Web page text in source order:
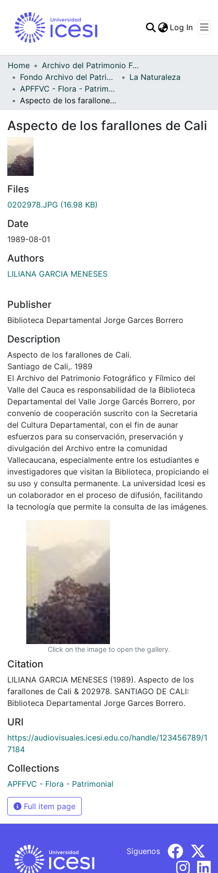
Statistics
Log In
Home
Archivo del Patrimonio Fotográfico y Fílmico del Valle del Cauca
Fondo Archivo del Patrimonio Fotográfico y Fílmico del Valle del Cauca
La Naturaleza
APFFVC - Flora - Patrimonial
Aspecto de los farallones de Cali
Aspecto de los farallones de Cali
Files
0202978.JPG (16.98 KB)
Date
1989-08-01
Authors
LILIANA GARCIA MENESES
Publisher
Biblioteca Departamental Jorge Garces Borrero
Description
Aspecto de los farallones de Cali.
Santiago de Cali,. 1989
El Archivo del Patrimonio Fotográfico y Fílmico del
Valle del Cauca es responsabilidad de la Biblioteca
Departamental del Valle Jorge Garcés Borrero, por
convenio de cooperación suscrito con la Secretaria
del Cultura Departamental, con el fin de aunar
esfuerzos para su conservación, preservación y
divulgación del Archivo entre la comunidad
Vallecaucana, especialmente entre los estudiantes e
investigadores que visitan la Biblioteca, propiciando el
su uso y consulta permanente. La universidad Icesi es
un colaborador en el proceso de difusión, facilitando
la tecnología que permite la consulta de las imágenes.
Click on the image to open the gallery.
Citation
LILIANA GARCIA MENESES (1989). Aspecto de los
farallones de Cali & 202978. SANTIAGO DE CALI:
Biblioteca Departamental Jorge Garces Borrero.
URI
https://audiovisuales.icesi.edu.co/handle/123456789/1
7184
Collections
APFFVC - Flora - Patrimonial
Full item page
Síguenos